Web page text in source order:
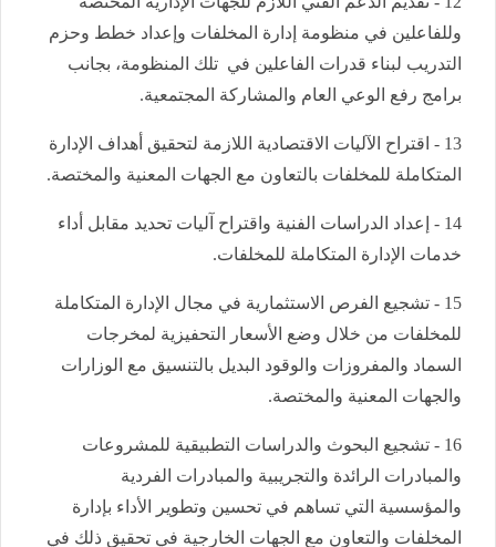
وللفاعلين في منظومة إدارة المخلفات وإعداد خطط وحزم
التدريب لبناء قدرات الفاعلين في تلك المنظومة، بجانب
برامج رفع الوعي العام والمشاركة المجتمعية.
13 - اقتراح الآليات الاقتصادية اللازمة لتحقيق أهداف الإدارة
المتكاملة للمخلفات بالتعاون مع الجهات المعنية والمختصة.
14 - إعداد الدراسات الفنية واقتراح آليات تحديد مقابل أداء
خدمات الإدارة المتكاملة للمخلفات.
15 - تشجيع الفرص الاستثمارية في مجال الإدارة المتكاملة
للمخلفات من خلال وضع الأسعار التحفيزية لمخرجات
السماد والمفروزات والوقود البديل بالتنسيق مع الوزارات
والجهات المعنية والمختصة.
16 - تشجيع البحوث والدراسات التطبيقية للمشروعات
والمبادرات الرائدة والتجريبية والمبادرات الفردية
والمؤسسية التي تساهم في تحسين وتطوير الأداء بإدارة
المخلفات والتعاون مع الجهات الخارجية في تحقيق ذلك في